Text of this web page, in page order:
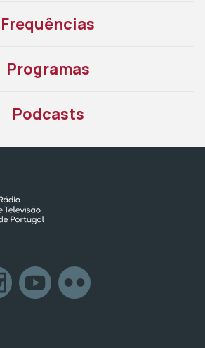
Frequências
Programas
Podcasts